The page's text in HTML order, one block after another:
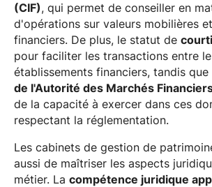
(CIF), qui permet de conseiller en
d'opérations sur valeurs mobilières
financiers. De plus, le statut de
pour faciliter les transactions entre
établissements financiers, tandis que
de l'Autorité des Marchés
de la capacité à exercer dans ces
respectant la réglementation.
Les cabinets de gestion de
aussi de maîtriser les aspects
métier. La compétence juridique